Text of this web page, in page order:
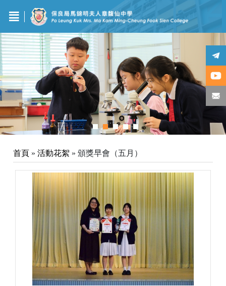
首頁 »活動花絮 »頒獎早會（五月）